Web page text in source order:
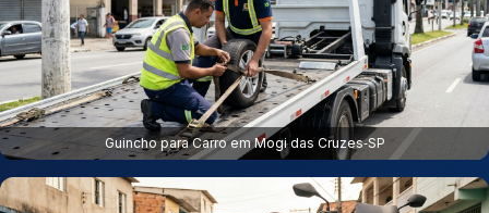
Guincho para Carro em Mogi das Cruzes‑SP